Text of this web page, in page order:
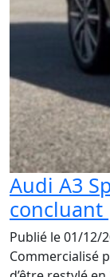
Audi A3
concluant
Publié le01/12/
Commercialisé